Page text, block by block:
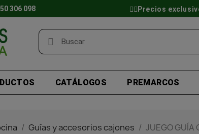
306 098 👷‍♂️Precios
CATÁLOGOS PREMARCOS
Guías y accesorios cajones JUEGO GUÍA